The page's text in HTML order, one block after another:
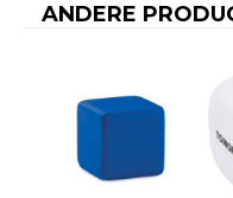
ANDERE